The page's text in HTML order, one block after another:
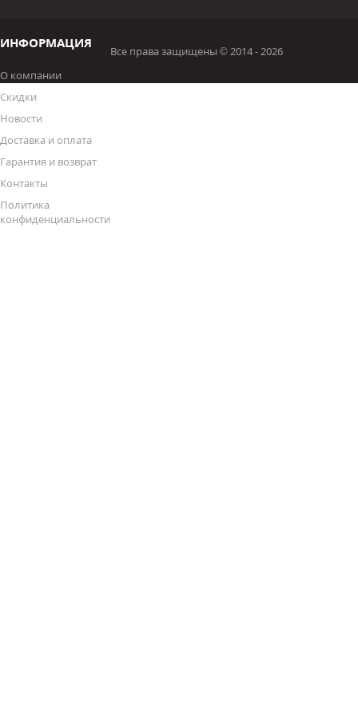
ИНФОРМАЦИЯ
О компании
Скидки
Новости
Доставка и оплата
Гарантия и возврат
Контакты
Политика
конфиденциальности
Все права защищены © 2014 - 2026